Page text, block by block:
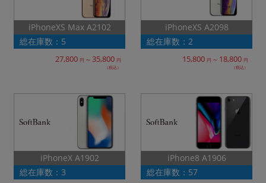
iPhoneXS Max A2102
総在庫数：5
27,800 円 ～ 35,800 円
（税込）
iPhoneXS A2098
総在庫数：2
15,800 円 ～ 18,800 円
（税込）
iPhoneX A1902
総在庫数：3
iPhone8 A1906
総在庫数：57